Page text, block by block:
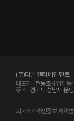
(주)다날엔터테인먼트
대표자 현능호사업자등
주소 경기도 성남시 분
회사소개개인정보 처리